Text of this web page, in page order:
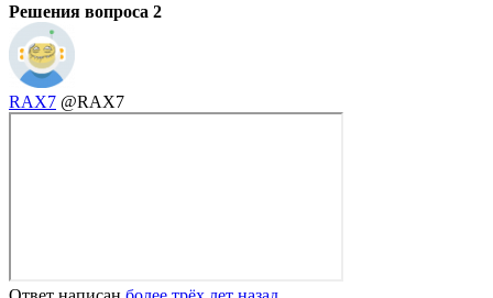
Решения вопроса 2
RAX7 @RAX7